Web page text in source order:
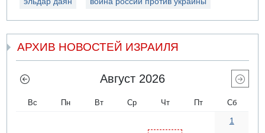
АРХИВ НОВОСТЕЙ ИЗРАИЛЯ
Август 2026
Вс Пн Вт Ср Чт Пт Сб
1